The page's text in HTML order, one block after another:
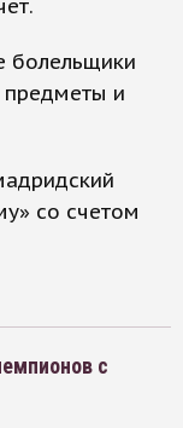
болельщики
предметы и
со счетом
с